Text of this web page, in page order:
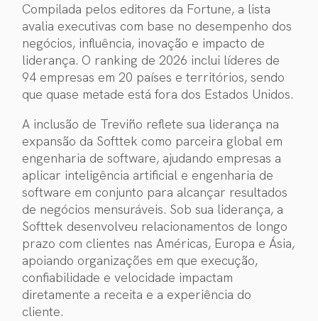
Compilada pelos editores da Fortune, a lista
avalia executivas com base no desempenho dos
negócios, influência, inovação e impacto de
liderança. O ranking de 2026 inclui líderes de
94 empresas em 20 países e territórios, sendo
que quase metade está fora dos Estados Unidos.
A inclusão de Treviño reflete sua liderança na
expansão da Softtek como parceira global em
engenharia de software, ajudando empresas a
aplicar inteligência artificial e engenharia de
software em conjunto para alcançar resultados
de negócios mensuráveis. Sob sua liderança, a
Softtek desenvolveu relacionamentos de longo
prazo com clientes nas Américas, Europa e Ásia,
apoiando organizações em que execução,
confiabilidade e velocidade impactam
diretamente a receita e a experiência do
cliente.